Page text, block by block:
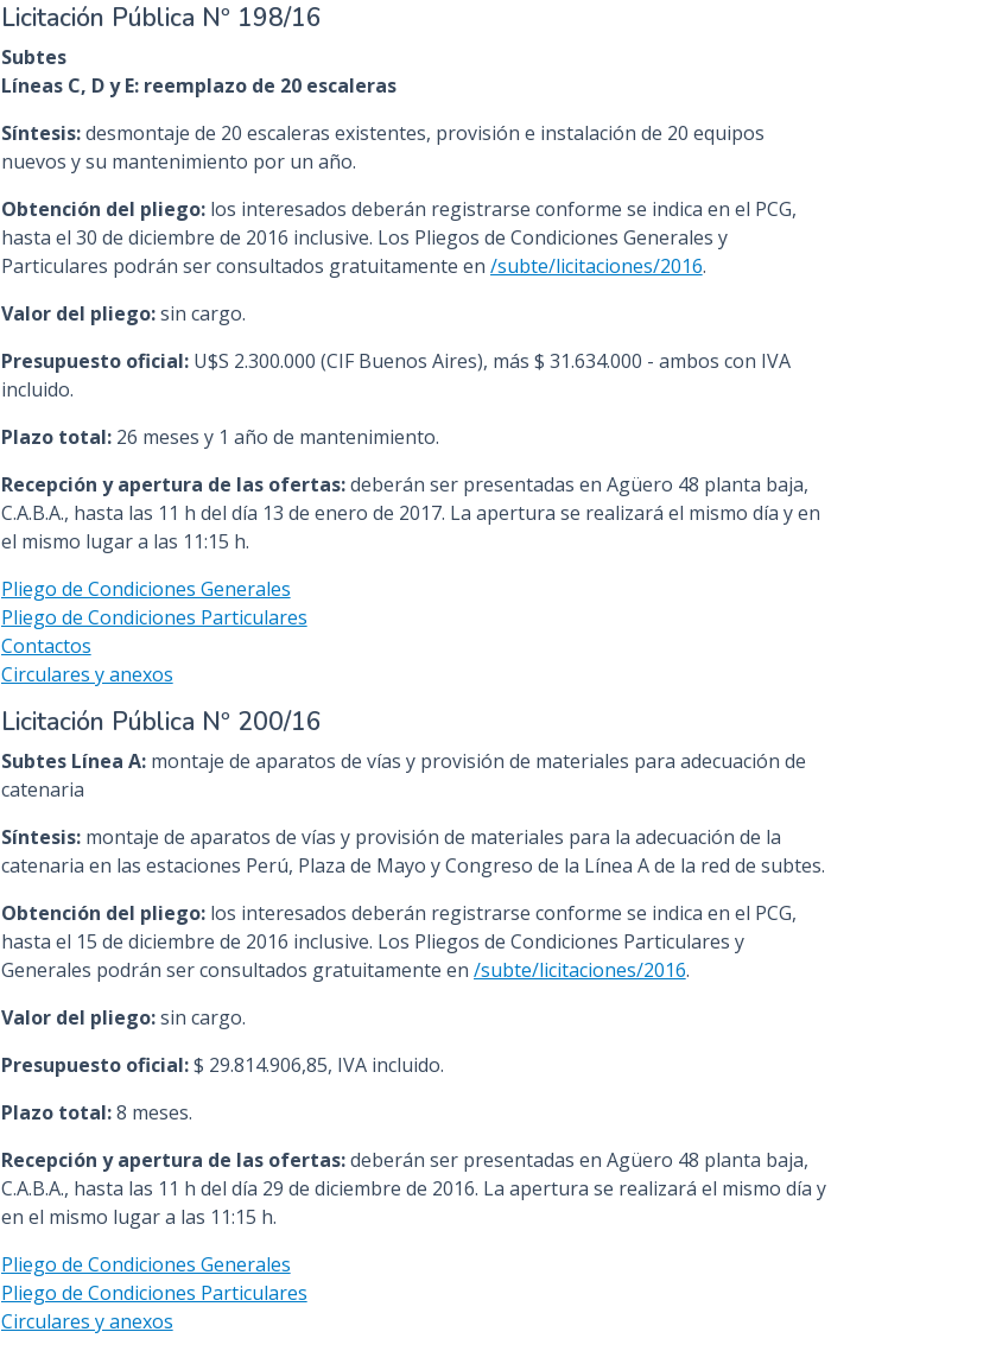
Licitación Pública Nº 198/16
Subtes
Líneas C, D y E: reemplazo de 20 escaleras
Síntesis:desmontaje de 20 escaleras existentes, provisión e instalación de 20 equipos
nuevos y su mantenimiento por un año.
Obtención del pliego:los interesados deberán registrarse conforme se indica en el PCG,
hasta el 30 de diciembre de 2016 inclusive. Los Pliegos de Condiciones Generales y
Particulares podrán ser consultados gratuitamente en /subte/licitaciones/2016.
Valor del pliego:sin cargo.
Presupuesto oficial:U$S 2.300.000 (CIF Buenos Aires), más $ 31.634.000 - ambos con IVA
incluido.
Plazo total:26 meses y 1 año de mantenimiento.
Recepción y apertura de las ofertas:deberán ser presentadas en Agüero 48 planta baja,
C.A.B.A., hasta las 11 h del día 13 de enero de 2017. La apertura se realizará el mismo día y en
el mismo lugar a las 11:15 h.
Pliego de Condiciones Generales
Pliego de Condiciones Particulares
Contactos
Circulares y anexos
Licitación Pública Nº 200/16
Subtes Línea A:montaje de aparatos de vías y provisión de materiales para adecuación de
catenaria
Síntesis:montaje de aparatos de vías y provisión de materiales para la adecuación de la
catenaria en las estaciones Perú, Plaza de Mayo y Congreso de la Línea A de la red de subtes.
Obtención del pliego:los interesados deberán registrarse conforme se indica en el PCG,
hasta el 15 de diciembre de 2016 inclusive. Los Pliegos de Condiciones Particulares y
Generales podrán ser consultados gratuitamente en /subte/licitaciones/2016.
Valor del pliego:sin cargo.
Presupuesto oficial:$ 29.814.906,85, IVA incluido.
Plazo total:8 meses.
Recepción y apertura de las ofertas:deberán ser presentadas en Agüero 48 planta baja,
C.A.B.A., hasta las 11 h del día 29 de diciembre de 2016. La apertura se realizará el mismo día y
en el mismo lugar a las 11:15 h.
Pliego de Condiciones Generales
Pliego de Condiciones Particulares
Circulares y anexos